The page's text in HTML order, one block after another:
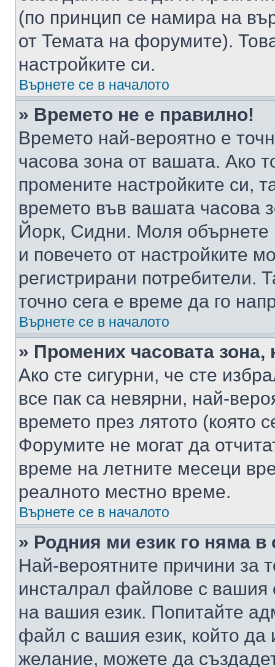
(по принцип се намира на
от Темата на форумите).
настройките си.
Върнете се в началото
» Времето не е правилно!
Времето най-вероятно е
часова зона от вашата. Ако
промените настройките си,
времето във вашата
Йорк, Сидни. Моля обърнете
и повечето от настройките
регистрирани потребители.
точно сега е време да го
Върнете се в началото
» Промених часовата
Ако сте сигурни, че сте
все пак са невярни, най-
времето през лятото (която
Форумите не могат да
време на летните месеци
реалното местно време.
Върнете се в началото
» Родния ми език го няма в
Най-вероятните причини за
инсталрал файлове с вашия
на вашия език. Попитайте
файл с вашия език, който да
желание, можете да